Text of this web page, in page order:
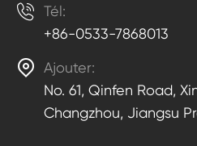
 Tél:
+86-0533-7868013
 Ajouter:
No. 61, Qinfen Road,
Changzhou, Jiangsu